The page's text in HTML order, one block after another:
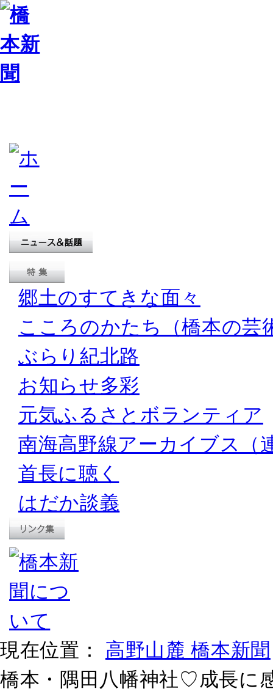
郷土のすてきな面々
こころのかたち（橋本の芸
ぶらり紀北路
お知らせ多彩
元気ふるさとボランティア
南海高野線アーカイブス（
首長に聴く
はだか談義
現在位置： 高野山麓 橋本新聞
橋本・隅田八幡神社♡成長に